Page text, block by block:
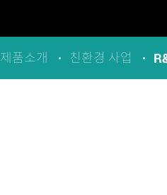
제품소개 친환경 사업